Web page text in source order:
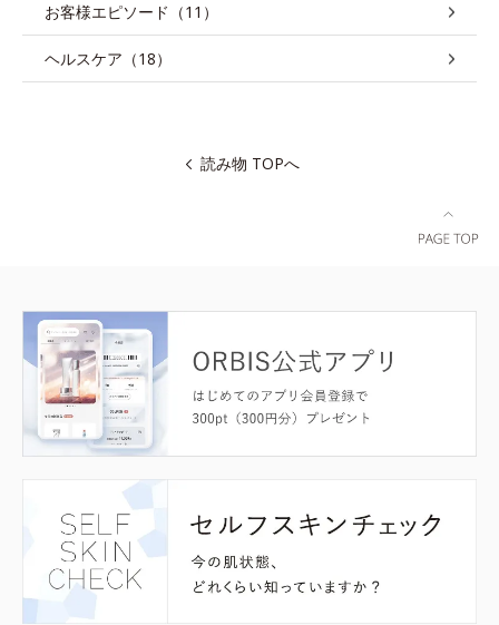
お客様エピソード（11）
ヘルスケア（18）
読み物 TOPへ